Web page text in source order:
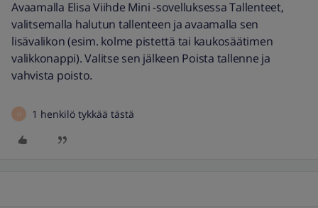
Avaamalla Elisa Viihde Mini -sovelluksessa Tallenteet,
valitsemalla halutun tallenteen ja avaamalla sen
lisävalikon (esim. kolme pistettä tai kaukosäätimen
valikkonappi). Valitse sen jälkeen Poista tallenne ja
vahvista poisto.
H 1 henkilö tykkää tästä